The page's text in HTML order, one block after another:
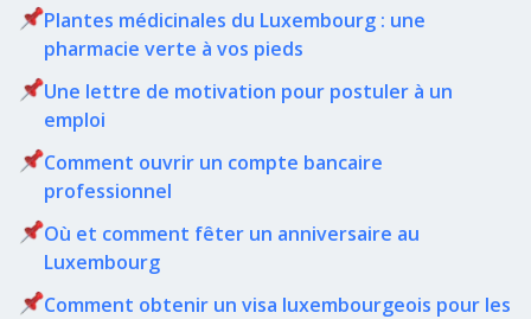
Plantes médicinales du Luxembourg : une
pharmacie verte à vos pieds
Une lettre de motivation pour postuler à un
emploi
Comment ouvrir un compte bancaire
professionnel
Où et comment fêter un anniversaire au
Luxembourg
Comment obtenir un visa luxembourgeois pour les